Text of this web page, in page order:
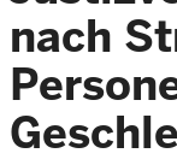
nach